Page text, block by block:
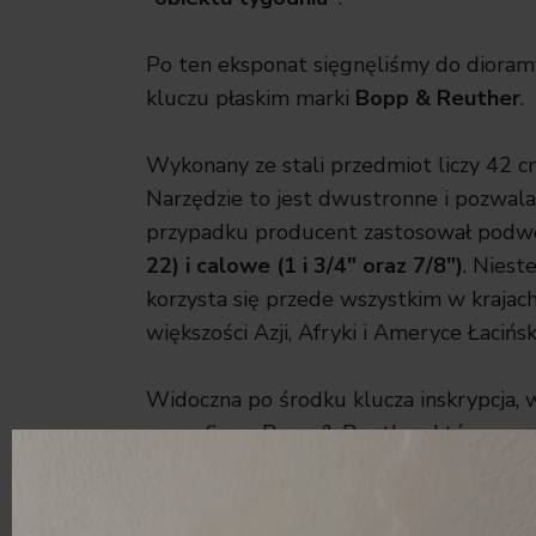
Po ten eksponat sięgnęliśmy do
kluczu płaskim marki Bopp & Reuther.
Wykonany ze stali przedmiot liczy 42
Narzędzie to jest dwustronne i
przypadku producent zastosował
22) i calowe (1 i 3/4″ oraz 7/8″).
korzysta się przede wszystkim w
większości Azji, Afryki i Ameryce
Widoczna po środku klucza inskrypcja,
przez firmę Bopp & Reuther, która